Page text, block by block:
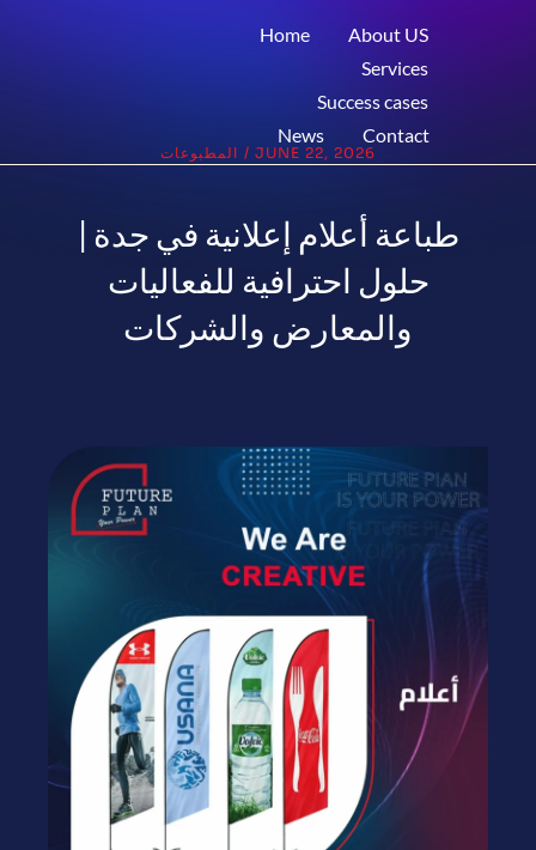
Home
About US
Services
Success cases
News
Contact
المطبوعات / JUNE 22, 2026
طباعة أعلام إعلانية في جدة |
حلول احترافية للفعاليات
والمعارض والشركات